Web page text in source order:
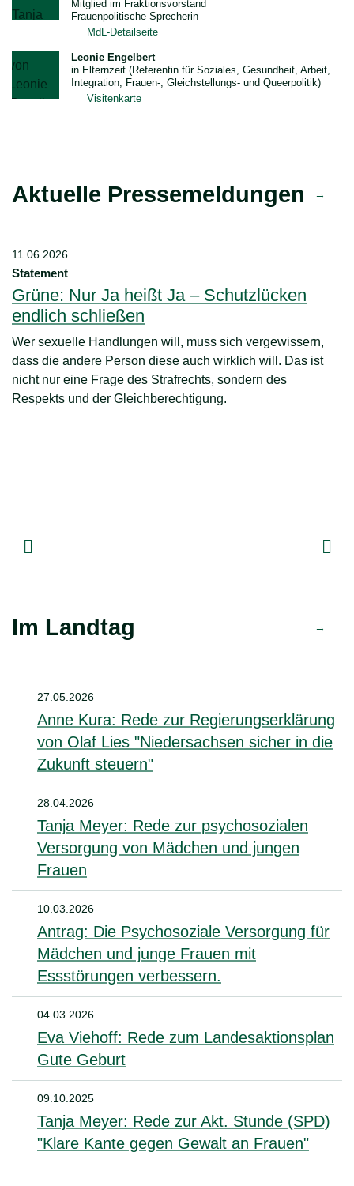
Mitglied im Fraktionsvorstand
Frauenpolitische Sprecherin
MdL-Detailseite
Leonie Engelbert
in Elternzeit (Referentin für Soziales, Gesundheit, Arbeit,
Integration, Frauen-, Gleichstellungs- und Queerpolitik)
Visitenkarte
Aktuelle Pressemeldungen
11.06.2026
Statement
Grüne: Nur Ja heißt Ja – Schutzlücken
endlich schließen
Wer sexuelle Handlungen will, muss sich vergewissern,
dass die andere Person diese auch wirklich will. Das ist
nicht nur eine Frage des Strafrechts, sondern des
Respekts und der Gleichberechtigung.
Im Landtag
27.05.2026
Anne Kura: Rede zur Regierungserklärung
von Olaf Lies "Niedersachsen sicher in die
Zukunft steuern"
28.04.2026
Tanja Meyer: Rede zur psychosozialen
Versorgung von Mädchen und jungen
Frauen
10.03.2026
Antrag: Die Psychosoziale Versorgung für
Mädchen und junge Frauen mit
Essstörungen verbessern.
04.03.2026
Eva Viehoff: Rede zum Landesaktionsplan
Gute Geburt
09.10.2025
Tanja Meyer: Rede zur Akt. Stunde (SPD)
"Klare Kante gegen Gewalt an Frauen"